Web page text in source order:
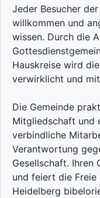
Jeder Besucher
willkommen und
wissen. Durch die
Hauskreise wird
verwirklicht und
Die Gemeinde
Mitgliedschaft und
verbindliche
Verantwortung
Gesellschaft. Ihren
und feiert die Freie
Heidelberg